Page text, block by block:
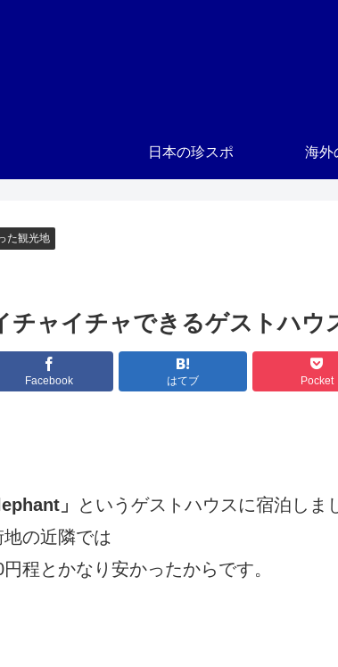
日本の珍スポ 海外
た観光地
チャイチャできるゲストハウ
Facebook はてブ Pocket
」
というゲストハウスに宿泊しま
地の近隣では
程とかなり安かったからです。